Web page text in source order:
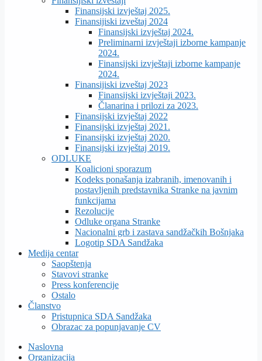
Finansijski izvještaj 2025.
Finansijiski izveštaj 2024
Finansijski izvještaj 2024.
Preliminarni izvještaji izborne kampanje
2024.
Finansijski izvještaji izborne kampanje
2024.
Finansijiski izveštaj 2023
Finansijski izvještaji 2023.
Članarina i prilozi za 2023.
Finansijski izvještaj 2022
Finansijski izvještaj 2021.
Finansijski izvještaj 2020.
Finansijski izvještaj 2019.
ODLUKE
Koalicioni sporazum
Kodeks ponašanja izabranih, imenovanih i
postavljenih predstavnika Stranke na javnim
funkcijama
Rezolucije
Odluke organa Stranke
Nacionalni grb i zastava sandžačkih Bošnjaka
Logotip SDA Sandžaka
Medija centar
Saopštenja
Stavovi stranke
Press konferencije
Ostalo
Članstvo
Pristupnica SDA Sandžaka
Obrazac za popunjavanje CV
Naslovna
Organizacija